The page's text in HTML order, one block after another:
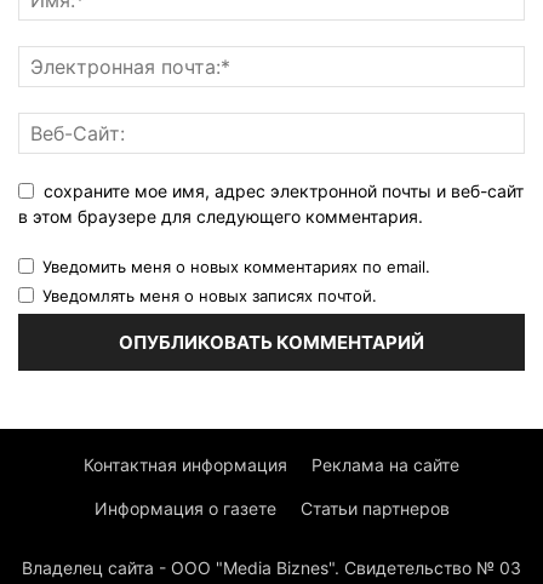
сохраните мое имя, адрес электронной почты и веб-сайт
в этом браузере для следующего комментария.
Уведомить меня о новых комментариях по email.
Уведомлять меня о новых записях почтой.
Контактная информация Реклама на сайте
Информация о газете Статьи партнеров
Владелец сайта - ООО "Media Biznes". Свидетельство № 03